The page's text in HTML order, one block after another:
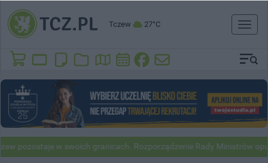
Tczew 27°C
Toggle
pozostaje w swoich granicach. Rozporządzenie Rady Ministrów